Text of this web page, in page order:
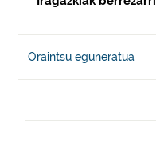
Oraintsu eguneratua